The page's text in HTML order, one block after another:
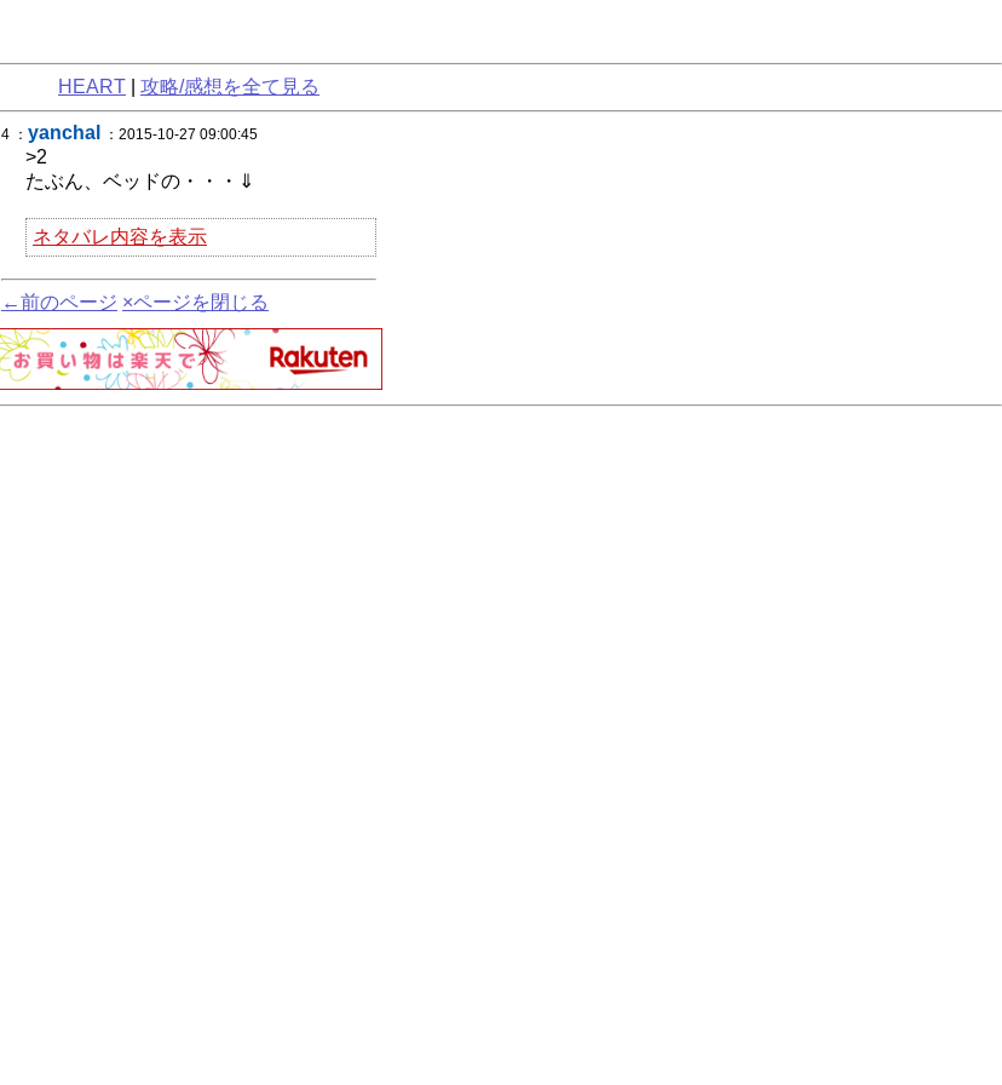
HEART 攻略/感想を全て見る
4 ： yanchal ：2015-10-27 09:00:45
>2
たぶん、ベッドの・・・⇓
ネタバレ内容を表示
←前のページ ×ページを閉じる